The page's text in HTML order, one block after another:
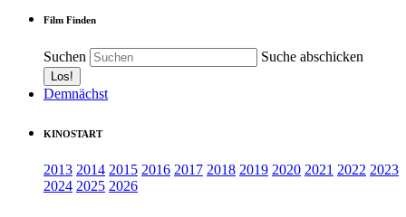
Film Finden
Suchen Suche abschicken
Demnächst
KINOSTART
2013 2014 2015 2016 2017 2018 2019 2020 2021 2022 2023
2024 2025 2026